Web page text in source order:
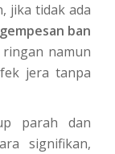
jika tidak ada
ban
ringan namun
jera tanpa
parah dan
signifikan,